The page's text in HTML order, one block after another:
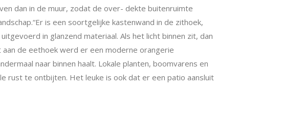
dan in de muur, zodat de over- dekte buitenruimte
is een soortgelijke kastenwand in de zithoek,
in glanzend materiaal. Als het licht binnen zit, dan
de eethoek werd er een moderne orangerie
naar binnen haalt. Lokale planten, boomvarens en
rust te ontbijten. Het leuke is ook dat er een patio aansluit